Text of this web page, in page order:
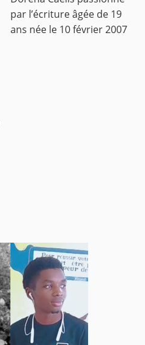
par l’écriture âgée de 19
ans née le 10 février 2007